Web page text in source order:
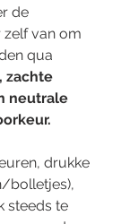
de
zelf van om
qua
zachte
neutrale
drukke
bolletjes),
steeds te